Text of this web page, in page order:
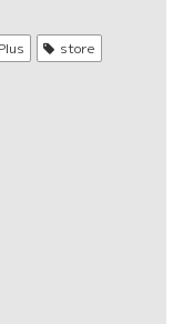
Plus store